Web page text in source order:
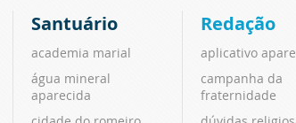
Santuário
academia marial
água mineral
aparecida
Redação
aplicativo
campanha da
fraternidade